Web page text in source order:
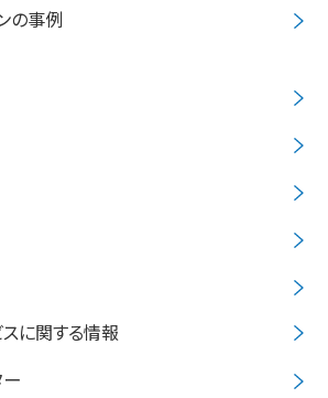
の事例
に関する情報
ー